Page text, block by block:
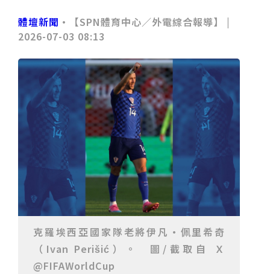
台中》中捷聯名VTuber活動告捷 首5日運量增24%周
邊營收破250萬
台中》看好綠美圖 大巨蛋商機！星享道攜手萬豪 打造
23名、全台醫學大學第3名
桃園市籌備115年全民運動會 體育局：預計9月前完成
重要前置作業
2026年金星最佳觀賞期將至 週五日落後仰角達全年最
台中》中山醫大響應「30+大學計畫」 推出餐飲經營與
高齡照護學分專班
三星伴月聯手金星近鬼宿星團 端午連假西方低空上演天
台中》端午節前勞累驚覺單側無力 攤商「亞急性腦出
血」醫籲三徵兆速就醫
台中》跨越萬里深耕20年 中山附醫協助吐瓦魯建置首
套急診檢傷系統
世足》姆巴佩梅開二度破隊史紀錄 法國3比1擊敗塞內
加爾奪世界盃開門紅
搶攻端午連假人潮 臺北天文館推銀河特展與免費劇場搶
客
台中》萬豐國小奪少棒全國冠軍 赴美參賽盼各界正視
500萬經費缺口
蕭美琴視察帛琉Malakal島開發計畫 盼深化台帛水產與
醫療合作
婦人眼角冒水皰確診帶狀皰疹 臺中醫院跨科即時診治化
解失明與腦炎危機
參山處「梨山原民歌舞與工藝體驗」6月登場 結合永續
觀光推深度部落旅遊
台中》中央挹注逾8成！蔡其昌爭取4980萬 翻新清水五
權路道路與人行步道
智慧科技解救護士的腿！中山醫大與仁寶攜手「送藥機
器人」月省醫護120公里步程
台北》污水廠變身都市綠洲！內湖運動公園全新戲水區
盛大開放 智慧預約環教體驗
嘉義》搶攻端午親子商機！嘉義縣推「沉浸式角色扮
演」 邀學童化身小海盜、建築職人全台放電
阿里山精品咖啡香 成為端午與暑假深度旅遊新亮點
體壇新聞 •【SPN體育中心／外電綜合報導】 |
2026-07-03 08:13
克羅埃西亞國家隊老將伊凡·佩里希奇
（Ivan Perišić）。 圖/截取自 Ｘ
@FIFAWorldCup